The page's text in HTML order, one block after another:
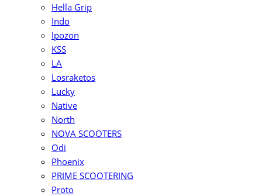
Hella Grip
Indo
Ipozon
KSS
LA
Losraketos
Lucky
Native
North
NOVA SCOOTERS
Odi
Phoenix
PRIME SCOOTERING
Proto